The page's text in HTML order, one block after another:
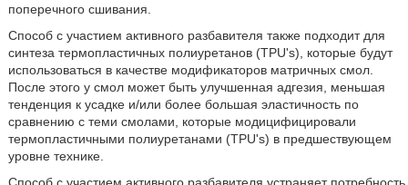
поперечного сшивания.
Способ с участием активного разбавителя также подходит для
синтеза термопластичных полиуретанов (TPU's), которые будут
использоваться в качестве модификаторов матричных смол.
После этого у смол может быть улучшенная адгезия, меньшая
тенденция к усадке и/или более большая эластичность по
сравнению с теми смолами, которые модицифицировали
термопластичными полиуретанами (TPU's) в предшествующем
уровне технике.
Способ с участием активного разбавителя устраняет потребность